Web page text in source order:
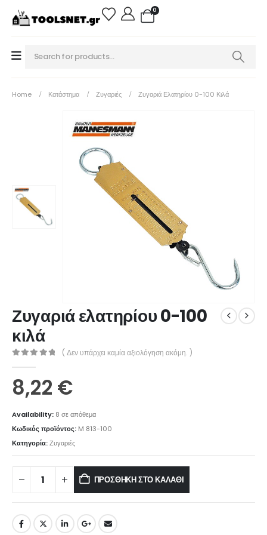
0
Home Κατάστημα Ζυγαριές Ζυγαριά Ελατηρίου 0-100 Κιλά
Ζυγαριά ελατηρίου 0-100
κιλά
( Δεν υπάρχει καμία αξιολόγηση ακόμη. )
8,22 €
Availability: 8 σε απόθεμα
Κωδικός προϊόντος: M 813-100
Κατηγορία:Ζυγαριές
ΠΡΟΣΘΉΚΗ ΣΤΟ ΚΑΛΆΘΙ